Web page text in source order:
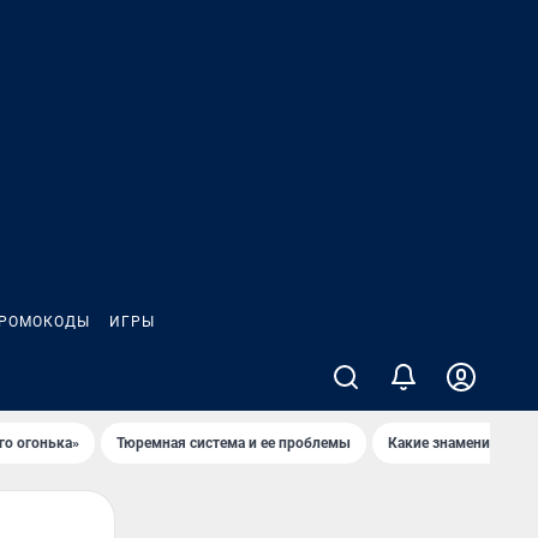
ИГРЫ
огонька» Тюремная система и ее проблемы Какие знаменитости